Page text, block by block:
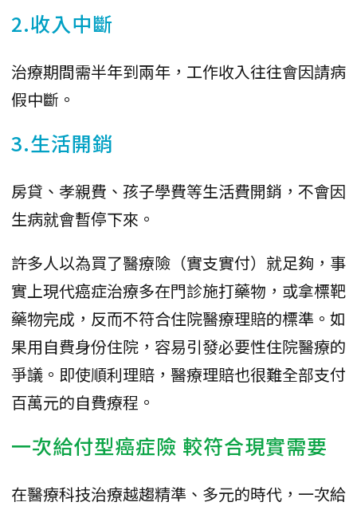
2.收入中斷
治療期間需半年到兩年，工作收入往往會因請病
假中斷。
3.生活開銷
房貸、孝親費、孩子學費等生活費開銷，不會因
生病就會暫停下來。
許多人以為買了醫療險（實支實付）就足夠，事
實上現代癌症治療多在門診施打藥物，或拿標靶
藥物完成，反而不符合住院醫療理賠的標準。如
果用自費身份住院，容易引發必要性住院醫療的
爭議。即使順利理賠，醫療理賠也很難全部支付
百萬元的自費療程。
一次給付型癌症險 較符合現實需要
在醫療科技治療越趨精準、多元的時代，一次給